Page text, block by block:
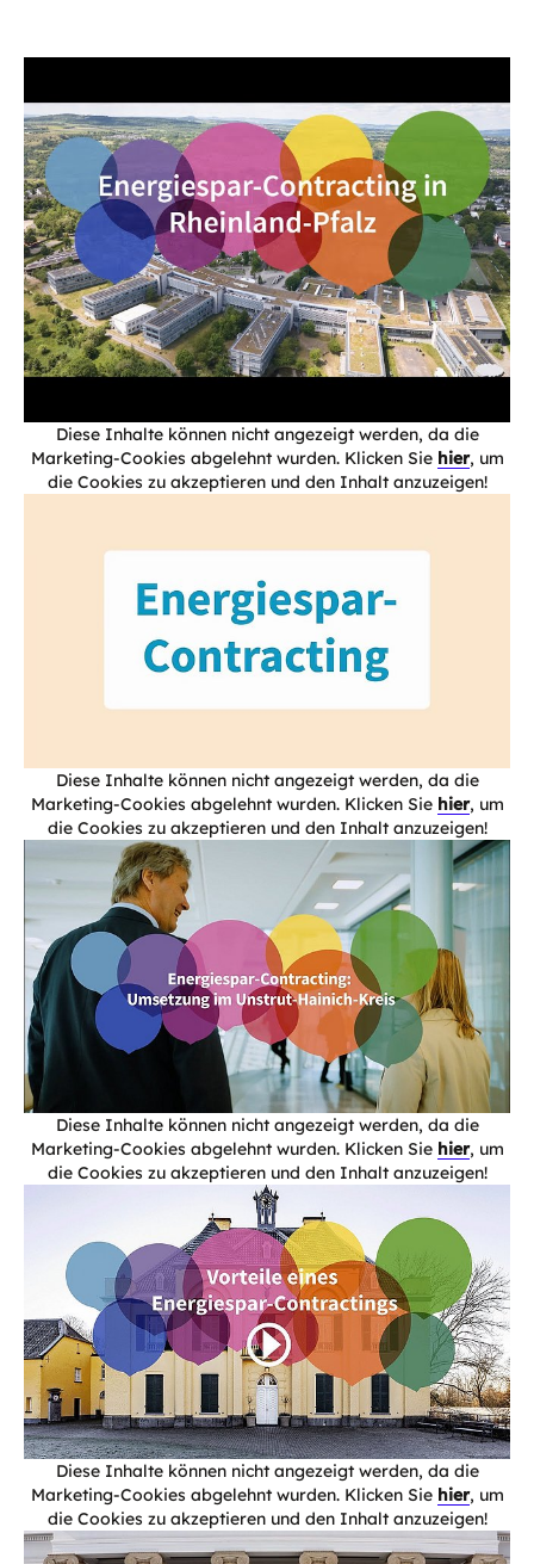
Diese Inhalte können nicht angezeigt werden, da die
Marketing-Cookies abgelehnt wurden. Klicken Sie hier, um
die Cookies zu akzeptieren und den Inhalt anzuzeigen!
Diese Inhalte können nicht angezeigt werden, da die
Marketing-Cookies abgelehnt wurden. Klicken Sie hier, um
die Cookies zu akzeptieren und den Inhalt anzuzeigen!
Diese Inhalte können nicht angezeigt werden, da die
Marketing-Cookies abgelehnt wurden. Klicken Sie hier, um
die Cookies zu akzeptieren und den Inhalt anzuzeigen!
Diese Inhalte können nicht angezeigt werden, da die
Marketing-Cookies abgelehnt wurden. Klicken Sie hier, um
die Cookies zu akzeptieren und den Inhalt anzuzeigen!